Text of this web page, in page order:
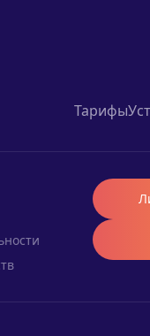
Тарифы